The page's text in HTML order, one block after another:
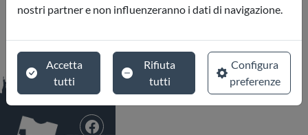
nostri partner e non influenzeranno i dati di navigazione.
Accetta
tutti
Rifiuta
tutti
Configura
preferenze